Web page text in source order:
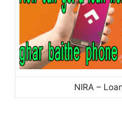
NIRA –